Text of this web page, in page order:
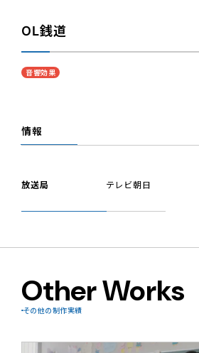
OL銭道
音響効果
情報
放送局 テレビ朝日
Other Works
その他の制作実績